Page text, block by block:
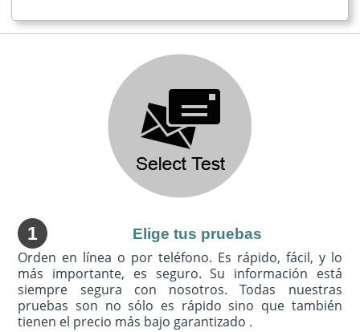
1 Elige tus pruebas
Orden en línea o por teléfono. Es rápido, fácil, y lo
más importante, es seguro. Su información está
siempre segura con nosotros. Todas nuestras
pruebas son no sólo es rápido sino que también
tienen el precio más bajo garantizado .